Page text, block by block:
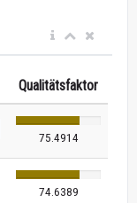
Qualitätsfaktor
75.4914
74.6389